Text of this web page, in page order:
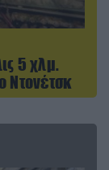
5 χλμ.
Ντονέτσκ